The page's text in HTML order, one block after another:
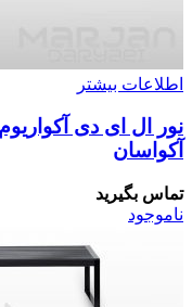
اطلاعات بیشتر
آکواسان
تماس بگیرید
ناموجود